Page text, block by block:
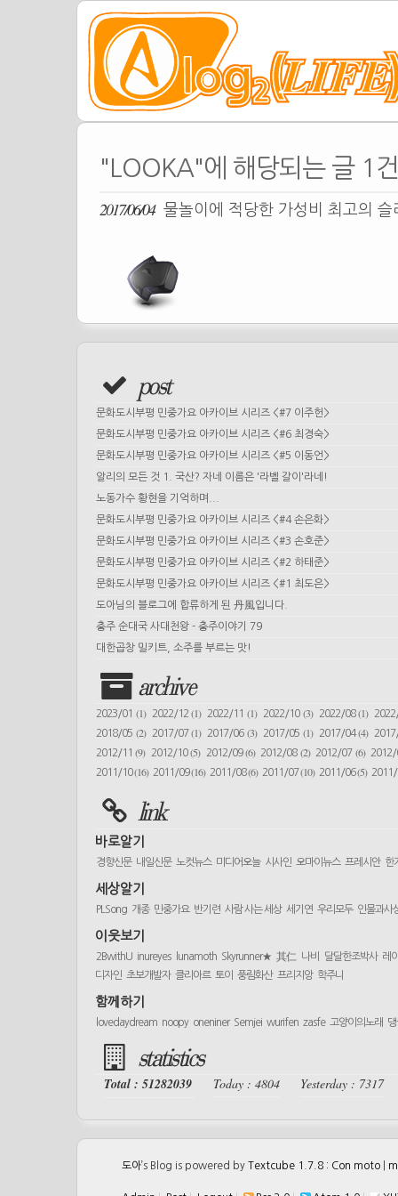
"LOOKA"에 해당되는 글 1건
2017/06/04 물놀이에 적당한 가성비 최고의
post
문화도시부평 민중가요 아카이브 시리즈 <#7 이주헌>
문화도시부평 민중가요 아카이브 시리즈 <#6 최경숙>
문화도시부평 민중가요 아카이브 시리즈 <#5 이동언>
알리의 모든 것 1. 국산? 자네 이름은 '라벨 갈이'라네!
노동가수 황현을 기억하며...
문화도시부평 민중가요 아카이브 시리즈 <#4 손은화>
문화도시부평 민중가요 아카이브 시리즈 <#3 손호준>
문화도시부평 민중가요 아카이브 시리즈 <#2 하태준>
문화도시부평 민중가요 아카이브 시리즈 <#1 최도은>
도아님의 블로그에 합류하게 된 丹風입니다.
충주 순대국 사대천왕 - 충주이야기 79
대한곱창 밀키트, 소주를 부르는 맛!
archive
2023/01 (1) 2022/12(1) 2022/11(1) 2022/10 (3) 2022/08(1)
2018/05 (2) 2017/07(1) 2017/06(3) 2017/05 (1) 2017/04(4)
2012/11(9) 2012/10(5) 2012/09(6) 2012/08 (2) 2012/07 (6)
2011/10(16) 2011/09(16) 2011/08(6) 2011/07(10) 2011/06(5)
link
바로알기
경향신문 내일신문 노컷뉴스 미디어오늘 시사인 오마이뉴스 프레시안 한
세상알기
PLSong 개종 민중가요 반기련 사람 사는 세상 세기연 우리모두 인물과사
이웃보기
2BwithU inureyes lunamoth Skyrunner★ 其仁 나비 달달한조박사 레
디자인 초보개발자 클리아르 토이 풍림화산 프리지앙 학주니
함께하기
lovedaydream noopy oneniner Semjei wurifen zasfe 고양이의노래
statistics
Total : 51282039 Today : 4804 Yesterday : 7317
도아’s Blog is powered by Textcube 1.7.8 : Con moto